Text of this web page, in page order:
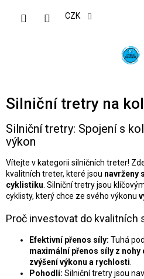
CZK
Silniční tretry na
Silniční tretry: Spojení s
výkon
Vítejte v kategorii silničních treter!
kvalitních treter, které jsou navrženy
cyklistiku. Silniční tretry jsou
cyklisty, který chce ze svého výkonu
Proč investovat do kvalitních
Efektivní přenos síly: Tuhá
maximální přenos síly z nohy
zvýšení výkonu a rychlosti.
Pohodlí: Silniční tretry jsou